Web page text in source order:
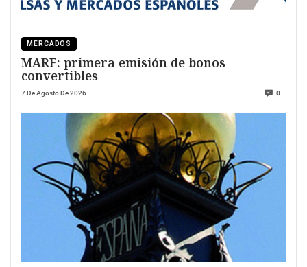
MERCADOS
MARF: primera emisión de bonos
convertibles
7 De Agosto De 2026 0